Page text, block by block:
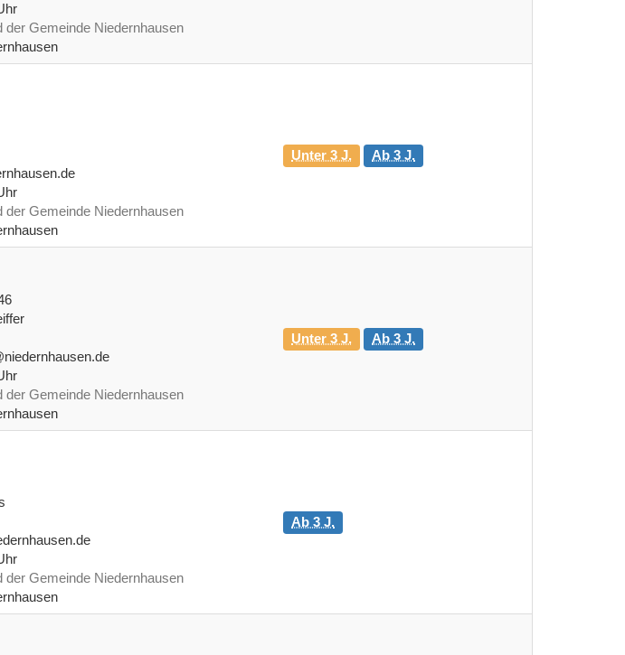
der Gemeinde Niedernhausen
der Gemeinde Niedernhausen
Unter 3 J. Ab 3 J.
der Gemeinde Niedernhausen
Unter 3 J. Ab 3 J.
der Gemeinde Niedernhausen
Ab 3 J.